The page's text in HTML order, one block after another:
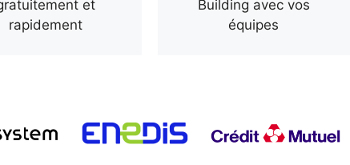
et
rapidement
Building avec vos
équipes